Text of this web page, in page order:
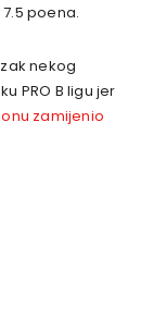
poena.
nekog
PRO B ligu jer
zamijenio